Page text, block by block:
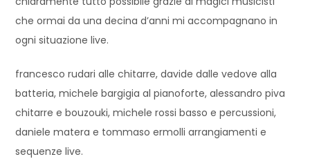
che ormai da una decina d’anni mi accompagnano in
ogni situazione live.
francesco rudari alle chitarre, davide dalle vedove alla
batteria, michele bargigia al pianoforte, alessandro piva
chitarre e bouzouki, michele rossi basso e percussioni,
daniele matera e tommaso ermolli arrangiamenti e
sequenze live.